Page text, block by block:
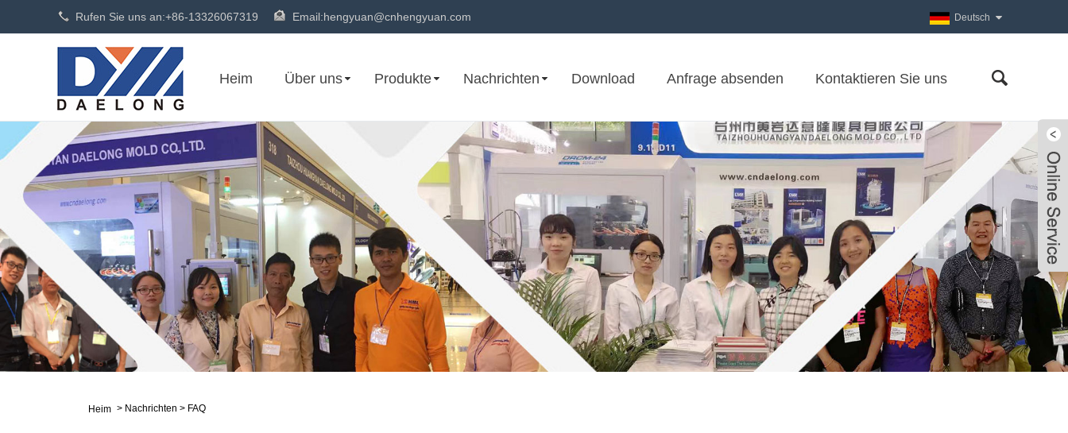
Rufen Sie uns an:+86-13326067319 Email:hengyuan@cnhengyuan.com Deutsch
Heim Über uns Produkte Nachrichten Download Anfrage absenden Kontaktieren Sie uns
Heim > Nachrichten > FAQ